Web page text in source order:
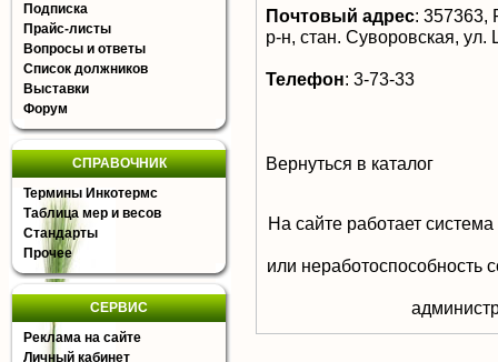
Подписка
Прайс-листы
Вопросы и ответы
Список должников
Выставки
Форум
СПРАВОЧНИК
Термины Инкотермс
Таблица мер и весов
Стандарты
Прочее
СЕРВИС
Реклама на сайте
Личный кабинет
Почтовый адрес: 357363,
р-н, стан. Суворовская,
Телефон: 3-73-33
Вернуться в каталог
На сайте работает
или неработоспособность